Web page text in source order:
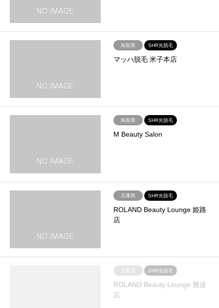
鳥取県 SHR光脱毛
マッハ脱毛 米子本店
鳥取県 SHR光脱毛
M Beauty Salon
兵庫県 SHR光脱毛
ROLAND Beauty Lounge 姫路
店
SHR光脱毛
ROLAND Beauty Lounge 難波
店